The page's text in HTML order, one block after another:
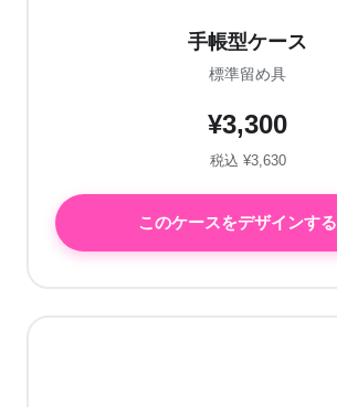
手帳型ケース
標準留め具
¥3,300
税込 ¥3,630
このケースをデザインする